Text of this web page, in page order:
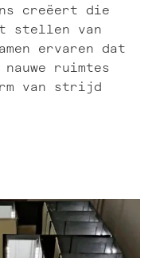
creëert die
stellen van
ervaren dat
ruimtes
van strijd